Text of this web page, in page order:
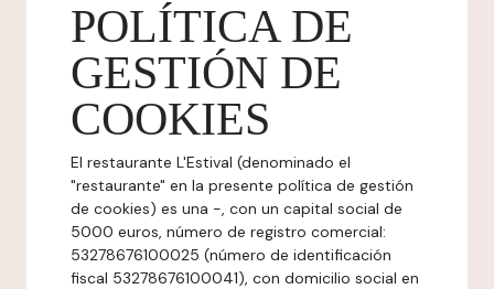
POLÍTICA DE
GESTIÓN DE
COOKIES
El restaurante L'Estival (denominado el
"restaurante" en la presente política de gestión
de cookies) es una -, con un capital social de
5000 euros, número de registro comercial:
53278676100025 (número de identificación
fiscal 53278676100041), con domicilio social en